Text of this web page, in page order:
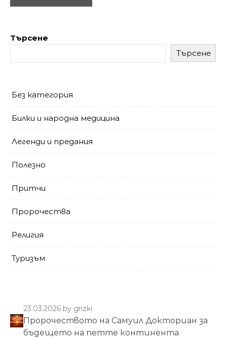
Търсене
Търсене
Без категория
Билки и народна медицина
Легенди и предания
Полезно
Притчи
Пророчества
Религия
Туризъм
23.03.2026 by grizki
Пророчеството на Самуил Докториан за
бъдещето на петте континента